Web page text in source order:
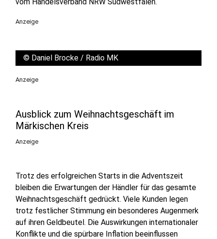
Anzeige
© Daniel Brocke / Radio MK
Anzeige
Ausblick zum Weihnachtsgeschäft im
Märkischen Kreis
Anzeige
Trotz des erfolgreichen Starts in die Adventszeit
bleiben die Erwartungen der Händler für das gesamte
Weihnachtsgeschäft gedrückt. Viele Kunden legen
trotz festlicher Stimmung ein besonderes Augenmerk
auf ihren Geldbeutel. Die Auswirkungen internationaler
Konflikte und die spürbare Inflation beeinflussen